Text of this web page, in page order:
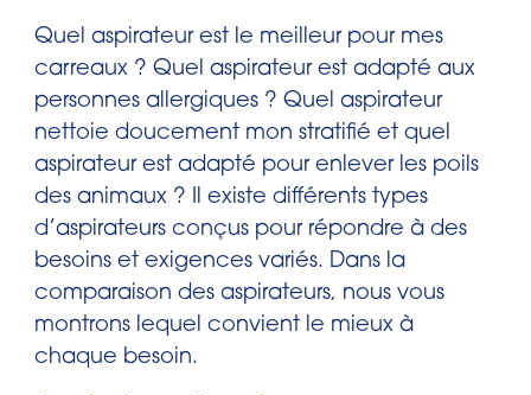
Quel aspirateur est le meilleur pour mes
carreaux ? Quel aspirateur est adapté aux
personnes allergiques ? Quel aspirateur
nettoie doucement mon stratifié et quel
aspirateur est adapté pour enlever les poils
des animaux ? Il existe différents types
d’aspirateurs conçus pour répondre à des
besoins et exigences variés. Dans la
comparaison des aspirateurs, nous vous
montrons lequel convient le mieux à
chaque besoin.